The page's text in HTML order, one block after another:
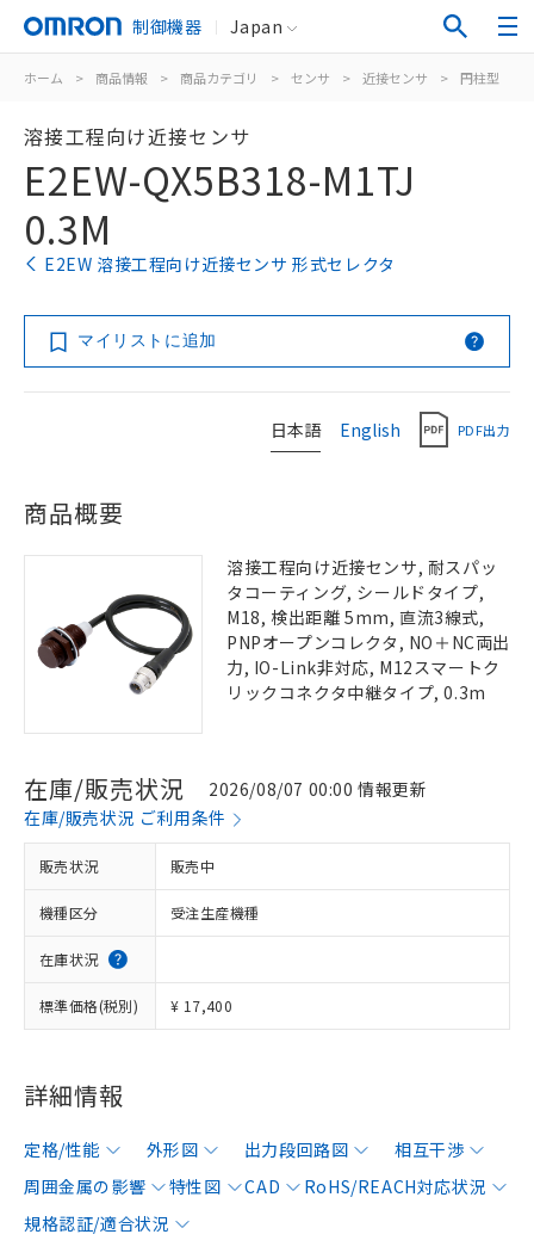
制御機器 Japan
ホーム > 商品情報 > 商品カテゴリ > センサ > 近接センサ > 円柱型
溶接工程向け近接センサ
E2EW-QX5B318-M1TJ
0.3M
E2EW 溶接工程向け近接センサ 形式セレクタ
マイリストに追加
日本語 English PDF出力
商品概要
溶接工程向け近接センサ, 耐スパッ
タコーティング, シールドタイプ,
M18, 検出距離 5mm, 直流3線式,
PNPオープンコレクタ, NO＋NC両出
力, IO-Link非対応, M12スマートク
リックコネクタ中継タイプ, 0.3m
在庫/販売状況
2026/08/07 00:00 情報更新
在庫/販売状況 ご利用条件
販売状況 販売中
機種区分 受注生産機種
在庫状況
標準価格(税別) ¥ 17,400
詳細情報
定格/性能 外形図 出力段回路図
相互干渉
周囲金属の影響
特性図 CAD
RoHS/REACH対応状況
規格認証/適合状況